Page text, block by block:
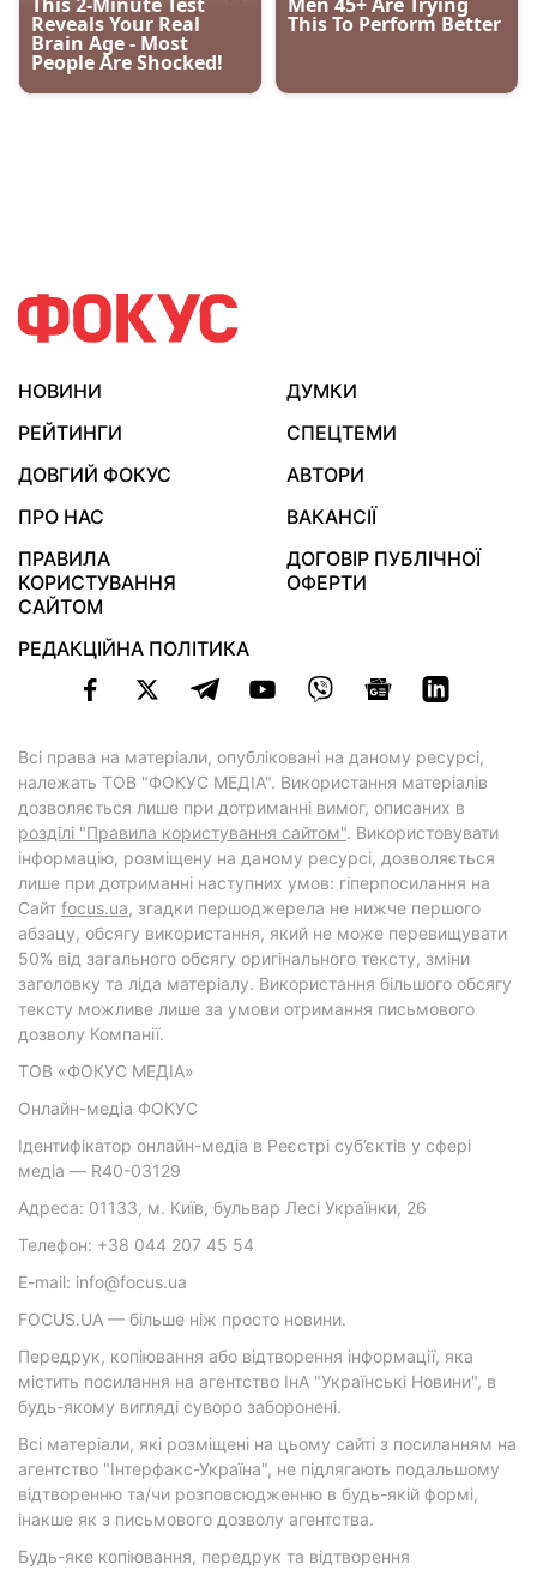
НОВИНИ
ДУМКИ
РЕЙТИНГИ
СПЕЦТЕМИ
ДОВГИЙ ФОКУС
АВТОРИ
ПРО НАС
ВАКАНСІЇ
ПРАВИЛА
КОРИСТУВАННЯ
САЙТОМ
ДОГОВІР ПУБЛІЧНОЇ
ОФЕРТИ
РЕДАКЦІЙНА ПОЛІТИКА
Всі права на матеріали, опубліковані на даному ресурсі,
належать ТОВ "ФОКУС МЕДІА". Використання матеріалів
дозволяється лише при дотриманні вимог, описаних в
розділі "Правила користування сайтом". Використовувати
інформацію, розміщену на даному ресурсі, дозволяється
лише при дотриманні наступних умов: гіперпосилання на
Cайт focus.ua, згадки першоджерела не нижче першого
абзацу, обсягу використання, який не може перевищувати
50% від загального обсягу оригінального тексту, зміни
заголовку та ліда матеріалу. Використання більшого обсягу
тексту можливе лише за умови отримання письмового
дозволу Компанії.
ТОВ «ФОКУС МЕДІА»
Онлайн-медіа ФОКУС
Ідентифікатор онлайн-медіа в Реєстрі суб’єктів у сфері
медіа — R40-03129
Адреса: 01133, м. Київ, бульвар Лесі Українки, 26
Телефон: +38 044 207 45 54
E-mail: info@focus.ua
FOCUS.UA — більше ніж просто новини.
Передрук, копіювання або відтворення інформації, яка
містить посилання на агентство ІнА "Українські Новини", в
будь-якому вигляді суворо заборонені.
Всі матеріали, які розміщені на цьому сайті з посиланням на
агентство "Інтерфакс-Україна", не підлягають подальшому
відтворенню та/чи розповсюдженню в будь-якій формі,
інакше як з письмового дозволу агентства.
Будь-яке копіювання, передрук та відтворення